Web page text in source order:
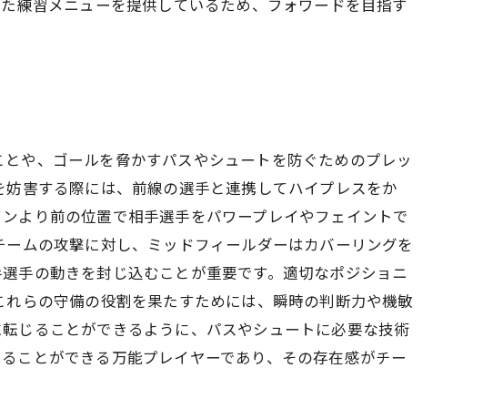
や、ゴールを脅かすパスやシュートを防ぐためのプレッ
害する際には、前線の選手と連携してハイプレスをか
より前の位置で相手選手をパワープレイやフェイントで
ムの攻撃に対し、ミッドフィールダーはカバーリングを
手の動きを封じ込むことが重要です。適切なポジショニ
らの守備の役割を果たすためには、瞬時の判断力や機敏
じることができるように、パスやシュートに必要な技術
ことができる万能プレイヤーであり、その存在感がチー